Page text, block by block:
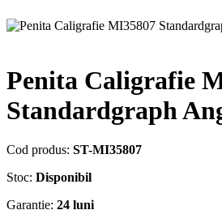
Penita Caligrafie
Standardgraph
Cod produs: ST-MI35807
Stoc: Disponibil
Garantie: 24 luni